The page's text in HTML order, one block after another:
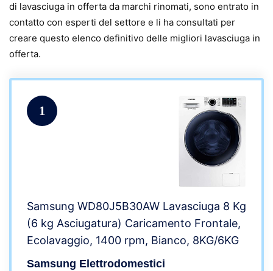
di lavasciuga in offerta da marchi rinomati, sono entrato in
contatto con esperti del settore e li ha consultati per
creare questo elenco definitivo delle migliori lavasciuga in
offerta.
1
Samsung WD80J5B30AW Lavasciuga 8 Kg
(6 kg Asciugatura) Caricamento Frontale,
Ecolavaggio, 1400 rpm, Bianco, 8KG/6KG
Samsung Elettrodomestici